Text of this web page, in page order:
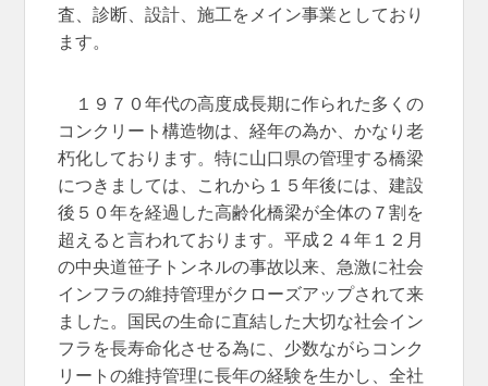
査、診断、設計、施工をメイン事業としており
ます。
１９７０年代の高度成長期に作られた多くの
コンクリート構造物は、経年の為か、かなり老
朽化しております。特に山口県の管理する橋梁
につきましては、これから１５年後には、建設
後５０年を経過した高齢化橋梁が全体の７割を
超えると言われております。平成２４年１２月
の中央道笹子トンネルの事故以来、急激に社会
インフラの維持管理がクローズアップされて来
ました。国民の生命に直結した大切な社会イン
フラを長寿命化させる為に、少数ながらコンク
リートの維持管理に長年の経験を生かし、全社